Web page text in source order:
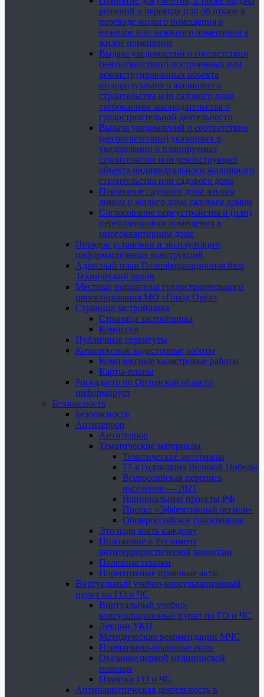
решений о переводе или об отказе в
переводе жилого помещения в
нежилое или нежилого помещения в
жилое помещение
Выдача уведомлений о соответствии
(несоответствии) построенных или
реконструированных объекта
индивидуального жилищного
строительства или садового дома
требованиям законодательства о
градостроительной деятельности
Выдача уведомлений о соответствии
(несоответствии) указанных в
уведомлении о планируемых
строительстве или реконструкции
объекта индивидуального жилищного
строительства или садового дома
Признание садового дома жилым
домом и жилого дома садовым домом
Согласование переустройства и (или)
перепланировки помещения в
многоквартирном доме
Порядок установки и эксплуатации
информационных конструкций
Адресный план Геоинформационная база
Технический архив
Местные нормативы градостроительного
проектирования МО «Город Орёл»
Страница застройщика
Страница застройщика
Комиссия
Публичные сервитуты
Комплексные кадастровые работы
Комплексные кадастровые работы
Карты-планы
Роскадастр по Орловской области
информирует
Безопасность
Безопасность
Антитеррор
Антитеррор
Тематические материалы
Тематические материалы
77-я годовщина Великой Победы
Всероссийская перепись
населения — 2021
Национальные проекты РФ
Проект «Эффективный регион»
Общероссийское голосование
Это надо знать каждому
Положение и Регламент
антитеррористической комиссии
Полезные ссылки
Нормативные правовые акты
Виртуальный учебно-консультационный
пункт по ГО и ЧС
Виртуальный учебно-
консультационный пункт по ГО и ЧС
Лекции УКП
Методические рекомендации МЧС
Нормативно-правовые акты
Оказание первой медицинской
помощи
Памятки ГО и ЧС
Антинаркотическая деятельность в